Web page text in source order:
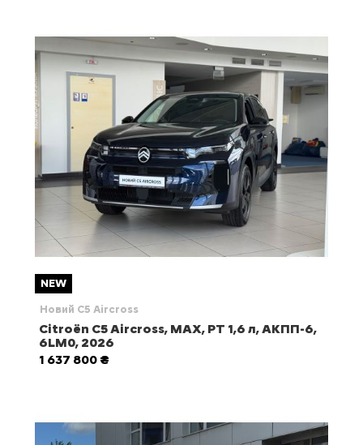
NEW
Новий C5 Aircross
Citroën C5 Aircross, MAX, PT 1,6 л, АКПП-6,
6LM0, 2026
1 637 800 ₴